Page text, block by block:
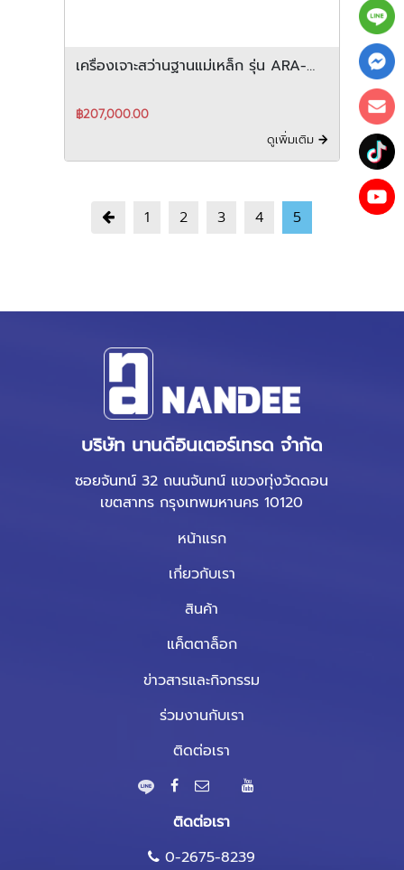
เครื่องเจาะสว่านฐานแม่เหล็ก รุ่น ARA-
฿207,000.00
ดูเพิ่มเติม
1 2 3 4 5
บริษัท นานดีอินเตอร์เทรด จำกัด
ซอยจันทน์ 32 ถนนจันทน์ แขวงทุ่งวัดดอน
เขตสาทร กรุงเทพมหานคร 10120
หน้าแรก
เกี่ยวกับเรา
สินค้า
แค็ตตาล็อก
ข่าวสารและกิจกรรม
ร่วมงานกับเรา
ติดต่อเรา
ติดต่อเรา
0-2675-8239